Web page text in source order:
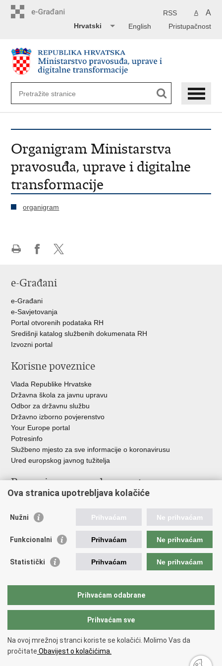
A A
RSS
Pristupačnost
English
Hrvatski
Organigram Ministarstva
pravosuđa, uprave i digitalne
transformacije
organigram
FacebookuTwitteru
e-Građani
e-Građani
e-Savjetovanja
Portal otvorenih podataka RH
Središnji katalog službenih dokumenata RH
Izvozni portal
Korisne poveznice
Vlada Republike Hrvatske
Državna škola za javnu upravu
Odbor za državnu službu
Državno izborno povjerenstvo
Your Europe portal
Potresinfo
Službeno mjesto za sve informacije o koronavirusu
Ured europskog javnog tužitelja
Poveznice pravosudnog sustava
Državno odvjetništvo
Ured za suzbijanje korupcije i organiziranog kriminaliteta
Državnoodvjetničko vijeće
Hrvatska odvjetnička komora
Europski pravosudni portal
Copyright © 2026 Ministarstvo pravosuđa, uprave i digitalne
transformacije Republike Hrvatske.
pristupačnosti.
Ova stranica upotrebljava kolačiće
Nužni Prihvaćam Ne prihvaćam
Funkcionalni Prihvaćam Ne prihvaćam
Statistički Prihvaćam Ne prihvaćam
Prihvaćam odabrane
Prihvaćam sve
Na ovoj mrežnoj stranci koriste se kolačići. Molimo Vas da
pročitate Obavijest o kolačićima.